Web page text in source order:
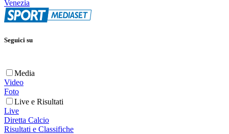
Venezia
Seguici su
Media
Video
Foto
Live e Risultati
Live
Diretta Calcio
Risultati e Classifiche